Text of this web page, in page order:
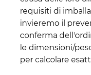
requisiti di
invieremo il
conferma
le dimensioni/
per calcolare